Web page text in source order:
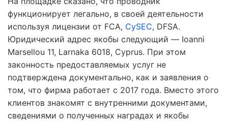
функционирует легально, в своей деятельности
используя лицензии от FCA, CySEC, DFSA.
Юридический адрес якобы следующий — Ioanni
Marsellou 11, Larnaka 6018, Cyprus. При этом
законность предоставляемых услуг не
подтверждена документально, как и заявления о
том, что фирма работает с 2017 года. Вместо этого
клиентов знакомят с внутренними документами,
сведениями о полученных наградах и якобы